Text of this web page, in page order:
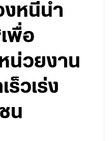
หนีน้ำ
พื่อ
น่วยงาน
ร็วเร่ง
น